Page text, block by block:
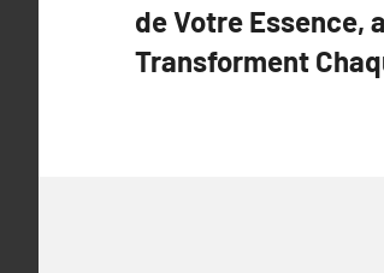
de Votre Essence,
Transforment